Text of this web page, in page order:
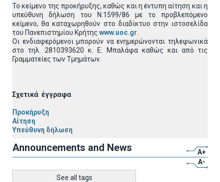
Το κείμενο της προκήρυξης, καθώς και η έντυπη αίτηση και η
υπεύθυνη δήλωση του Ν.1599/86 με το προβλεπόμενο
κείμενο, θα καταχωρηθούν στο διαδίκτυο στην ιστοσελίδα
του Πανεπιστημίου Κρήτης www.uoc.gr
Οι ενδιαφερόμενοι μπορούν να ενημερώνονται τηλεφωνικά
στο τηλ. 2810393620 κ. Ε. Μπαλάφα καθώς και από τις
Γραμματείες των Τμημάτων.
Σχετικά έγγραφα
Προκήρυξη
Αίτηση
Υπεύθυνη δήλωση
Announcements and News
A+
A-
See all tags